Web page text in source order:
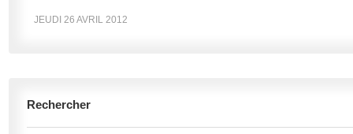
JEUDI 26 AVRIL 2012
Rechercher